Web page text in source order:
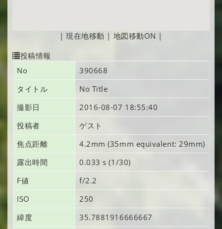
|現在地移動 | 地図移動ON |
投稿情報
No
390668
タイトル
No Title
撮影日
2016-08-07 18:55:40
投稿者
ゲスト
焦点距離
4.2mm (35mm equivalent: 29mm)
露出時間
0.033 s (1/30)
F値
f/2.2
ISO
250
緯度
35.7881916666667